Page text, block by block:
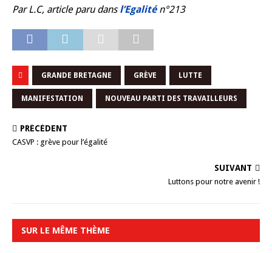
Par L.C, article paru dans l’Egalitén°213
GRANDE BRETAGNE GRÈVE LUTTE
MANIFESTATION NOUVEAU PARTI DES TRAVAILLEURS
PRÉCÉDENT
CASVP : grève pour l’égalité
SUIVANT
Luttons pour notre avenir !
SUR LE MÊME THÈME